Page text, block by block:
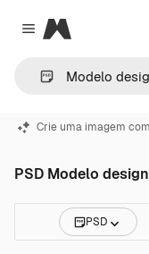
Close menu
Magnific
Crie uma imagem
PSD Modelo
PSD